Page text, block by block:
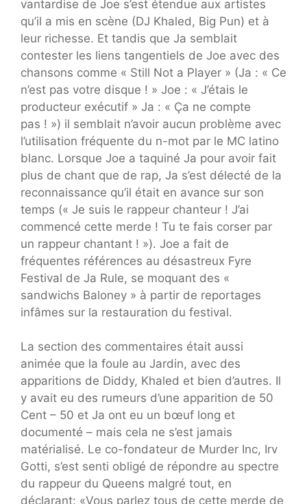
vantardise de Joe s’est étendue aux artistes
qu’il a mis en scène (DJ Khaled, Big Pun) et à
leur richesse. Et tandis que Ja semblait
contester les liens tangentiels de Joe avec des
chansons comme « Still Not a Player » (Ja : « Ce
n’est pas votre disque ! » Joe : « J’étais le
producteur exécutif » Ja : « Ça ne compte
pas ! ») il semblait n’avoir aucun problème avec
l’utilisation fréquente du n-mot par le MC latino
blanc. Lorsque Joe a taquiné Ja pour avoir fait
plus de chant que de rap, Ja s’est délecté de la
reconnaissance qu’il était en avance sur son
temps (« Je suis le rappeur chanteur ! J’ai
commencé cette merde ! Tu te fais corser par
un rappeur chantant ! »). Joe a fait de
fréquentes références au désastreux Fyre
Festival de Ja Rule, se moquant des «
sandwichs Baloney » à partir de reportages
infâmes sur la restauration du festival.
La section des commentaires était aussi
animée que la foule au Jardin, avec des
apparitions de Diddy, Khaled et bien d’autres. Il
y avait eu des rumeurs d’une apparition de 50
Cent – ​​50 et Ja ont eu un bœuf long et
documenté – mais cela ne s’est jamais
matérialisé. Le co-fondateur de Murder Inc, Irv
Gotti, s’est senti obligé de répondre au spectre
du rappeur du Queens malgré tout, en
déclarant: «Vous parlez tous de cette merde de